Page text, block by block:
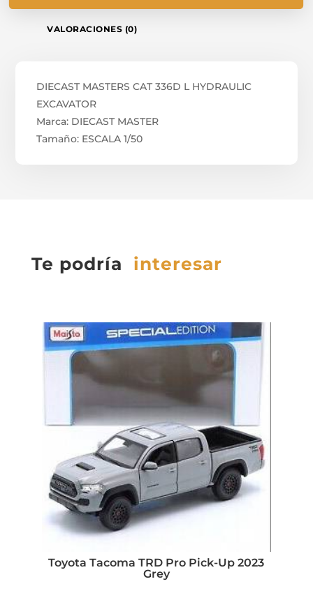
VALORACIONES (0)
DIECAST MASTERS CAT 336D L HYDRAULIC
EXCAVATOR
Marca: DIECAST MASTER
Tamaño: ESCALA 1/50
Te podría interesar
Toyota Tacoma TRD Pro Pick-Up 2023
Grey